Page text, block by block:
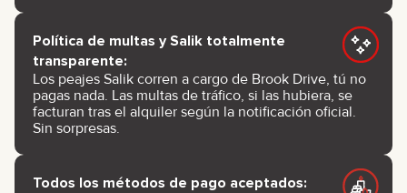
Política de multas y Salik totalmente
transparente:
Los peajes Salik corren a cargo de Brook Drive, tú no
pagas nada. Las multas de tráfico, si las hubiera, se
facturan tras el alquiler según la notificación oficial.
Sin sorpresas.
Todos los métodos de pago aceptados: